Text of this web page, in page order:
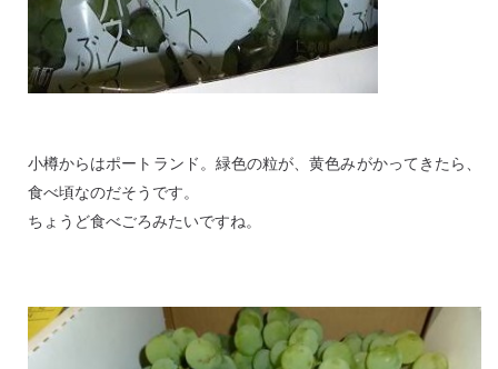
小樽からはポートランド。緑色の粒が、黄色みがかってきたら、
食べ頃なのだそうです。
ちょうど食べごろみたいですね。